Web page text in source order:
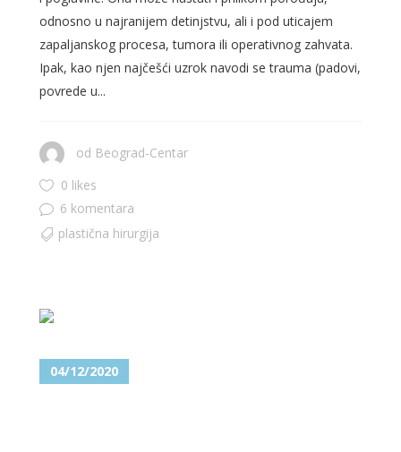
odnosno u najranijem detinjstvu, ali i pod uticajem
zapaljanskog procesa, tumora ili operativnog zahvata.
Ipak, kao njen najčešći uzrok navodi se trauma (padovi,
povrede u...
od Beograd-Centar
0 likes
6 komentara
plastična hirurgija
04/12/2020